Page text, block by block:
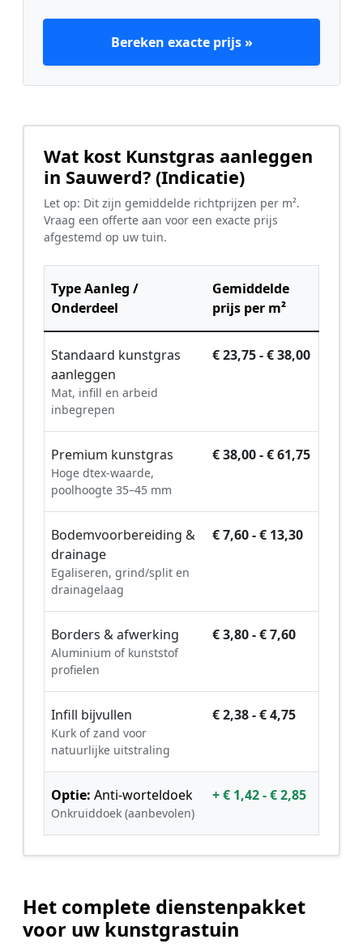
Bereken exacte prijs »
Wat kost Kunstgras aanleggen
in Sauwerd? (Indicatie)
Let op: Dit zijn gemiddelde richtprijzen per m².
Vraag een offerte aan voor een exacte prijs
afgestemd op uw tuin.
Type Aanleg /
Onderdeel
Gemiddelde
prijs per m²
Standaard kunstgras
aanleggen
Mat, infill en arbeid
inbegrepen
€ 23,75 - € 38,00
Premium kunstgras
Hoge dtex-waarde,
poolhoogte 35–45 mm
€ 38,00 - € 61,75
Bodemvoorbereiding &
drainage
Egaliseren, grind/split en
drainagelaag
€ 7,60 - € 13,30
Borders & afwerking
Aluminium of kunststof
profielen
€ 3,80 - € 7,60
Infill bijvullen
Kurk of zand voor
natuurlijke uitstraling
€ 2,38 - € 4,75
Optie: Anti-worteldoek
Onkruiddoek (aanbevolen)
+ € 1,42 - € 2,85
Het complete dienstenpakket
voor uw kunstgrastuin